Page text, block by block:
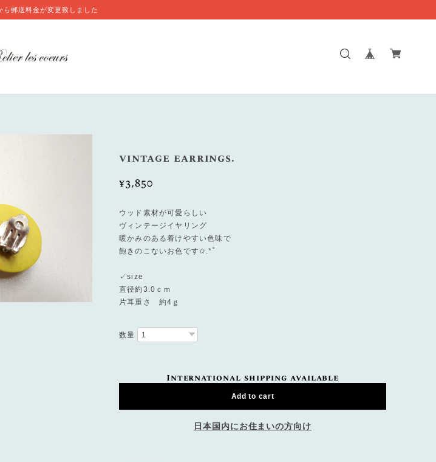
郵送料金が変更致しました
vintage earrings.
¥3,850
ウッド素材が可愛らしい
ヴィンテージイヤリング
暖かみのある着けやすい色味で
飽きのこないお色です✩.*˚
✓size
直径約3.0ｃｍ
片耳重さ 約4ｇ
数量
International shipping available
Add to cart
日本国内にお住まいの方向け